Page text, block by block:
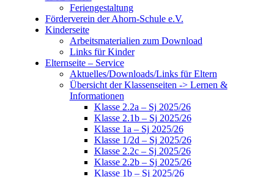
Feriengestaltung
Förderverein der Ahorn-Schule e.V.
Kinderseite
Arbeitsmaterialien zum Download
Links für Kinder
Elternseite – Service
Aktuelles/Downloads/Links für Eltern
Übersicht der Klassenseiten -> Lernen &
Informationen
Klasse 2.2a – Sj 2025/26
Klasse 2.1b – Sj 2025/26
Klasse 1a – Sj 2025/26
Klasse 1/2d – Sj 2025/26
Klasse 2.2c – Sj 2025/26
Klasse 2.2b – Sj 2025/26
Klasse 1b – Sj 2025/26